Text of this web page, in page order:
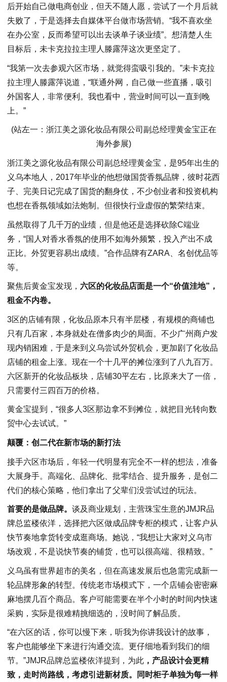
后开始自己做电商创业，但天不随人愿，尝试了一个月后就
失败了，于是选择去自媒体平台做市场营销。“我不喜欢坐
在办公室，反而希望可以出去谈单子谈业绩”。想清楚人生
目标后，未卡克拉拉主理人滕露萍这次更坚定了。
“我第一次去参观六区市场，就觉得蛮吸引我的。”未卡克拉
拉主理人滕露萍说道，“联通外网，自己做一些直播，吸引
外国客人，非常便利。我也看中，营业时间可以一直到晚
上。”
(站左一：浙江美之源化妆品有限公司副总经理黄金宝正在
海外参展)
浙江美之源化妆品有限公司副总经理黄金宝，是95年出生的
义乌本地人，2017年毕业的他想做国货香氛品牌，彼时花西
子、完美日记完成了国货的翻身仗，不少创业者和投资机构
也想在香氛领域如法炮制。但很快行业虚假的繁荣结束。
虽然取得了几千万的业绩，但是他还是选择砍除C端业
务，“国人对香水香氛的使用不如海外频繁，投入产出不成
正比。外贸更容易出成绩。”合作品牌有ZARA、名创优品等
等。
聚焦后黄金宝发现， 六区的化妆品店面是一个“价值洼地”，
租金不内卷。
3区的店铺有限，化妆品原本只有半层楼，有规模的商铺也
只有几百家，本身就处在僧多肉少的局面。不少广州商户发
现内销困难，于是来到义乌尝试外贸机会，更加剧了化妆品
店铺的租金上涨。现在一个十几平的摊位涨到了八九百万。
六区新开的化妆品板块，店铺30平左右，比原来大了一倍，
只需要付三四百万的价格。
黄金宝提到，“很多人3区那边拿不到摊位，就把目光转向数
贸中心去试试。”
颠覆：创二代在新市场的新打法
接手六区市场后，年轻一代明显有完全不一样的想法，准备
大展身手。高端化、品牌化、批零结合、提升服务，是创二
代们的核心策略，他们拿出了父辈们没尝试过的玩法。
首要的是做品牌。 谈及商业规划，主营珠宝生意的JMJR品
牌总监楼依洋，选择把六区做成品牌专柜的模式，让客户从
快节奏地拿货转变成逛商场。她说，“我想让大家对义乌市
场改观，不是说快节奏的铺货，也可以很高端、很精致。”
义乌虽有世界超市的美名，但在高速发展后也急需完成新一
轮品牌形象的转型。传统老市场模式下，一个店铺会密密麻
麻地摆几百个商品。客户可能需要在半个小时的时间内快速
采购，实际是很难精挑细选的，没时间了解品质。
“在六区的话，你可以慢下来，听我为你讲我设计的故事，
客户也能够坐下来进行沟通交流。更仔细地看到我们的细
节。”JMJR品牌总监楼依洋提到，为此 ，产品设计会更精
致，走时尚路线，考虑引进新材质。同时柜子单独为每一样